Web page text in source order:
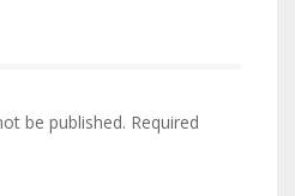
be published. Required